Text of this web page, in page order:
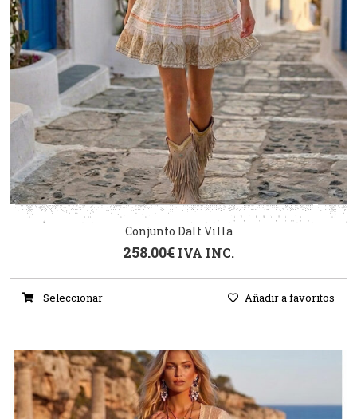
Conjunto Dalt Villa
258.00€ IVA INC.
Seleccionar Añadir a favoritos